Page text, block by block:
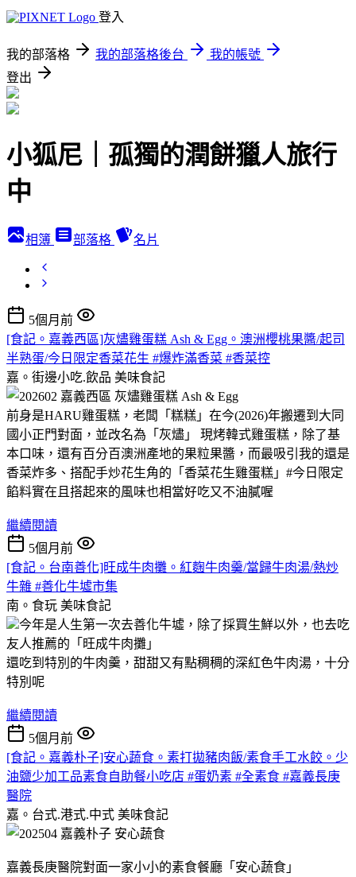
登入
我的部落格 我的部落格後台
我的帳號
登出
小狐尼｜孤獨的潤餅獵人旅行
中
相簿 部落格 名片
5個月前
[食記。嘉義西區]灰燼雞蛋糕 Ash & Egg。澳洲櫻桃果醬/起司
半熟蛋/今日限定香菜花生 #爆炸滿香菜 #香菜控
嘉。街邊小吃.飲品 美味食記
前身是HARU雞蛋糕，老闆「糕糕」在今(2026)年搬遷到大同
國小正門對面，並改名為「灰燼」 現烤韓式雞蛋糕，除了基
本口味，還有百分百澳洲產地的果粒果醬，而最吸引我的還是
香菜炸多、搭配手炒花生角的「香菜花生雞蛋糕」#今日限定
餡料實在且搭起來的風味也相當好吃又不油膩喔
繼續閱讀
5個月前
[食記。台南善化]旺成牛肉攤。紅麴牛肉羹/當歸牛肉湯/熱炒
牛雜 #善化牛墟市集
南。食玩 美味食記
今年是人生第一次去善化牛墟，除了採買生鮮以外，也去吃
友人推薦的「旺成牛肉攤」
還吃到特別的牛肉羹，甜甜又有點稠稠的深紅色牛肉湯，十分
特別呢
繼續閱讀
5個月前
[食記。嘉義朴子]安心蔬食。素打拋豬肉飯/素食手工水餃。少
油鹽少加工品素食自助餐小吃店 #蛋奶素 #全素食 #嘉義長庚
醫院
嘉。台式.港式.中式 美味食記
嘉義長庚醫院對面一家小小的素食餐廳「安心蔬食」